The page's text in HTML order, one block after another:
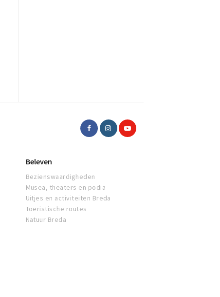
Beleven
Bezienswaardigheden
Musea, theaters en podia
Uitjes en activiteiten Breda
Toeristische routes
Natuur Breda